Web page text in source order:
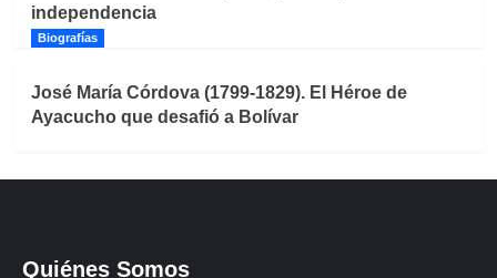
independencia
Biografías
José María Córdova (1799-1829). El Héroe de
Ayacucho que desafió a Bolívar
Quiénes Somos